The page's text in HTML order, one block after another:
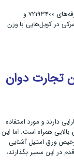
اغلب وارد کنندگان جهت واردات استیل ضد زنگ، از تعرفه‌های 72193400 و
گمرکی در کویل‌هایی با وزن
تجارت دوان
دارند و مورد استفاده
بالایی همراه است. اما این
ورق استیل آشنایی
در این مسیر بگذارند،